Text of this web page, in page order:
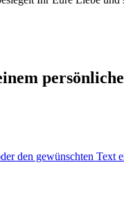
den gewünschten Text